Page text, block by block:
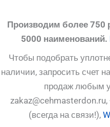
Производим более 750
5000 наименований.
Чтобы подобрать
наличии, запросить счет
продаж любым
(всегда на связи!),